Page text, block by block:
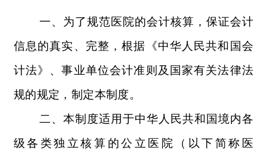
一、为了规范医院的会计核算，保证会计
信息的真实、完整，根据《中华人民共和国会
计法》、事业单位会计准则及国家有关法律法
规的规定，制定本制度。
二、本制度适用于中华人民共和国境内各
级各类独立核算的公立医院（以下简称医